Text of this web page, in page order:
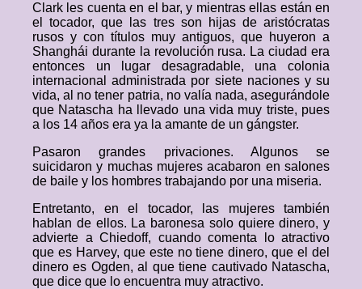
Clark les cuenta en el bar, y mientras ellas están en
el tocador, que las tres son hijas de aristócratas
rusos y con títulos muy antiguos, que huyeron a
Shanghái durante la revolución rusa. La ciudad era
entonces un lugar desagradable, una colonia
internacional administrada por siete naciones y su
vida, al no tener patria, no valía nada, asegurándole
que Natascha ha llevado una vida muy triste, pues
a los 14 años era ya la amante de un gángster.
Pasaron grandes privaciones. Algunos se
suicidaron y muchas mujeres acabaron en salones
de baile y los hombres trabajando por una miseria.
Entretanto, en el tocador, las mujeres también
hablan de ellos. La baronesa solo quiere dinero, y
advierte a Chiedoff, cuando comenta lo atractivo
que es Harvey, que este no tiene dinero, que el del
dinero es Ogden, al que tiene cautivado Natascha,
que dice que lo encuentra muy atractivo.